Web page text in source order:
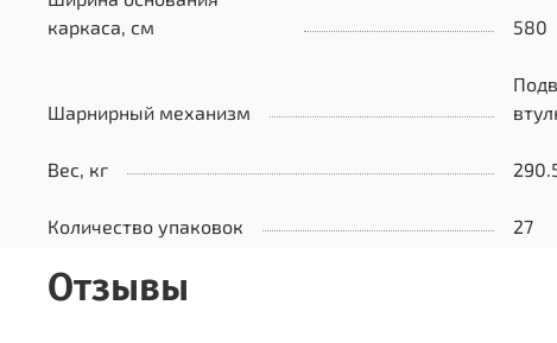
каркаса, см
580
Шарнирный механизм
Вес, кг
Количество упаковок 27
Отзывы